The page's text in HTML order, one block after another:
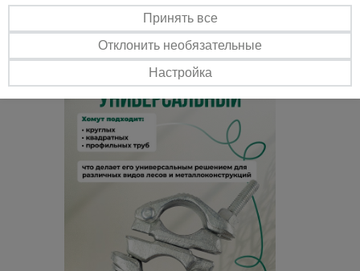
Важные преимущества –
эффективная работа
Принять все
Отклонить необязательные
Настройка